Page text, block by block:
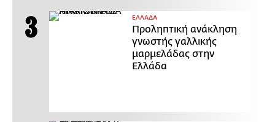
ΕΛΛΑΔΑ
Προληπτική ανάκληση
γνωστής γαλλικής
μαρμελάδας στην
Ελλάδα